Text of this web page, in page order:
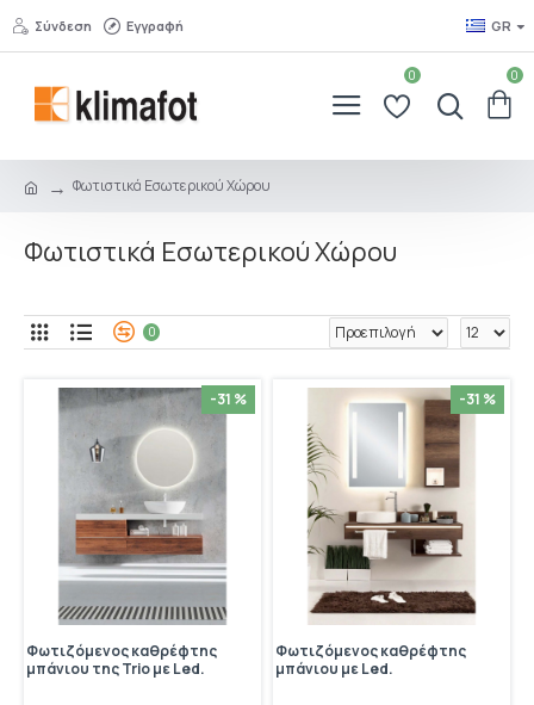
Σύνδεση Εγγραφή GR
0 0
Φωτιστικά Εσωτερικού Χώρου
Φωτιστικά Εσωτερικού Χώρου
0
-31 %
Φωτιζόμενος καθρέφτης
μπάνιου της Trio με Led.
-31 %
Φωτιζόμενος καθρέφτης
μπάνιου με Led.